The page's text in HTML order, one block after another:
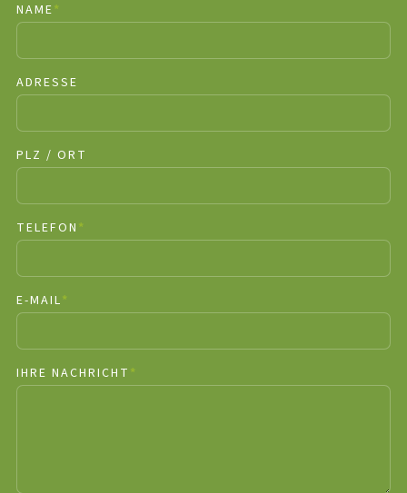
NAME *
PFLICHTFELD
ADRESSE
PLZ / ORT
TELEFON *
PFLICHTFELD
E-MAIL *
PFLICHTFELD
IHRE NACHRICHT *
PFLICHTFELD